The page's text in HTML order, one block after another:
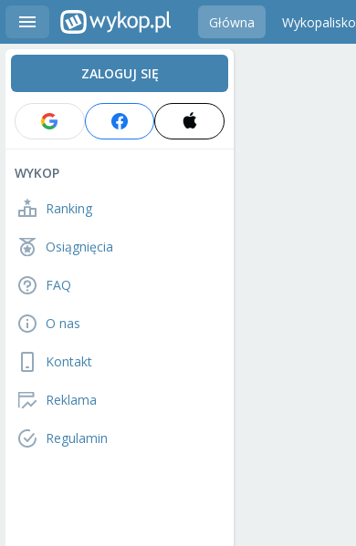
Główna Wykopalisko
ZALOGUJ SIĘ
WYKOP
Ranking
Osiągnięcia
FAQ
O nas
Kontakt
Reklama
Regulamin